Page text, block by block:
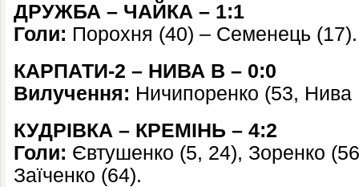
ДРУЖБА – ЧАЙКА – 1:1
Голи: Порохня (40) – Семенець
КАРПАТИ-2 – НИВА В – 0:0
Вилучення: Ничипоренко (53,
КУДРІВКА – КРЕМІНЬ – 4:2
Голи: Євтушенко (5, 24), Зоренко
Заїченко (64).